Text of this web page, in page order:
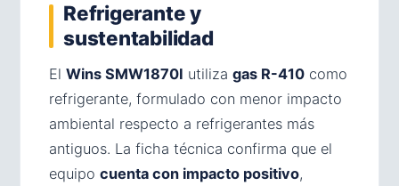
Refrigerante y
sustentabilidad
El Wins SMW1870I utiliza gas R-410 como
refrigerante, formulado con menor impacto
ambiental respecto a refrigerantes más
antiguos. La ficha técnica confirma que el
equipo cuenta con impacto positivo,